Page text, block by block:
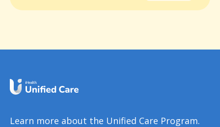
Learn more about the Unified Care Program.